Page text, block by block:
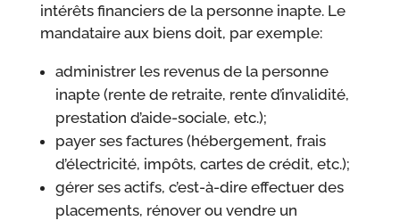
intérêts financiers de la personne inapte. Le
mandataire aux biens doit, par exemple:
administrer les revenus de la personne
inapte (rente de retraite, rente d’invalidité,
prestation d’aide-sociale, etc.);
payer ses factures (hébergement, frais
d’électricité, impôts, cartes de crédit, etc.);
gérer ses actifs, c’est-à-dire effectuer des
placements, rénover ou vendre un